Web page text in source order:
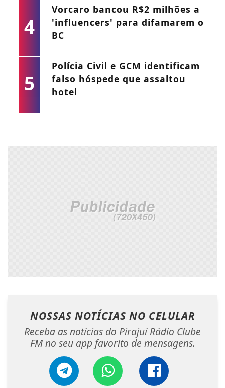
4
Vorcaro bancou R$2 milhões a
'influencers' para difamarem o
BC
5
Polícia Civil e GCM identificam
falso hóspede que assaltou
hotel
NOSSAS NOTÍCIAS NO CELULAR
Receba as notícias do Pirajuí Rádio Clube
FM no seu app favorito de mensagens.